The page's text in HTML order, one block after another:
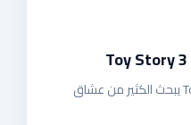
تحميل لعبة المغامرات Toy Story 3 يبحث الكثير من عشاق